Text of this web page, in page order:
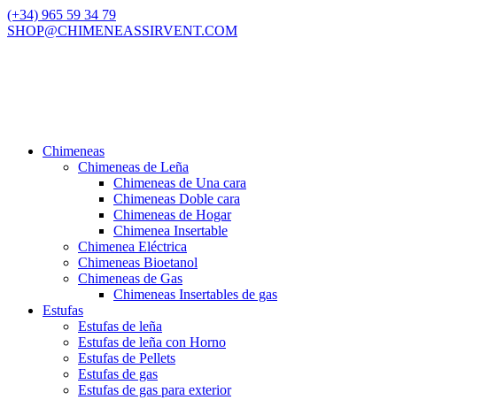
(+34) 965 59 34 79
SHOP@CHIMENEASSIRVENT.COM
Chimeneas
Chimeneas de Leña
Chimeneas de Una cara
Chimeneas Doble cara
Chimeneas de Hogar
Chimenea Insertable
Chimenea Eléctrica
Chimeneas Bioetanol
Chimeneas de Gas
Chimeneas Insertables de gas
Estufas
Estufas de leña
Estufas de leña con Horno
Estufas de Pellets
Estufas de gas
Estufas de gas para exterior